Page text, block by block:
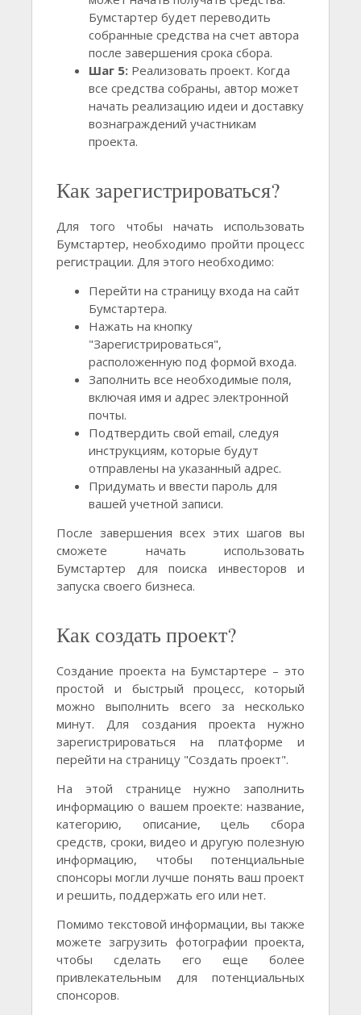
Бумстартер будет переводить
собранные средства на счет автора
после завершения срока сбора.
Шаг 5: Реализовать проект. Когда
все средства собраны, автор может
начать реализацию идеи и доставку
вознаграждений участникам
проекта.
Как зарегистрироваться?
Для того чтобы начать использовать
Бумстартер, необходимо пройти процесс
регистрации. Для этого необходимо:
Перейти на страницу входа на сайт
Бумстартера.
Нажать на кнопку
"Зарегистрироваться",
расположенную под формой входа.
Заполнить все необходимые поля,
включая имя и адрес электронной
почты.
Подтвердить свой email, следуя
инструкциям, которые будут
отправлены на указанный адрес.
Придумать и ввести пароль для
вашей учетной записи.
После завершения всех этих шагов вы
сможете начать использовать
Бумстартер для поиска инвесторов и
запуска своего бизнеса.
Как создать проект?
Создание проекта на Бумстартере – это
простой и быстрый процесс, который
можно выполнить всего за несколько
минут. Для создания проекта нужно
зарегистрироваться на платформе и
перейти на страницу "Создать проект".
На этой странице нужно заполнить
информацию о вашем проекте: название,
категорию, описание, цель сбора
средств, сроки, видео и другую полезную
информацию, чтобы потенциальные
спонсоры могли лучше понять ваш проект
и решить, поддержать его или нет.
Помимо текстовой информации, вы также
можете загрузить фотографии проекта,
чтобы сделать его еще более
привлекательным для потенциальных
спонсоров.